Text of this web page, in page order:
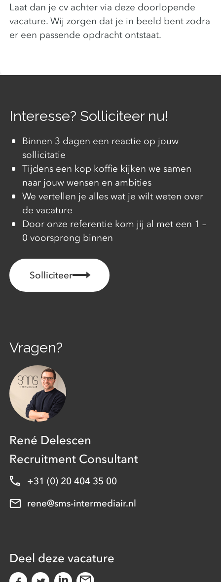
Laat dan je cv achter via deze doorlopende
vacature. Wij zorgen dat je in beeld bent zodra
er een passende opdracht ontstaat.
Interesse? Solliciteer nu!
Binnen 3 dagen een reactie op jouw
sollicitatie
Tijdens een kop koffie kijken we samen
naar jouw wensen en ambities
We vertellen je alles wat je wilt weten over
de vacature
Door onze referentie kom jij al met een 1 –
0 voorsprong binnen
Solliciteer
Vragen?
René Delescen
Recruitment Consultant
+31 (0) 20 404 35 00
rene@sms-intermediair.nl
Deel deze vacature